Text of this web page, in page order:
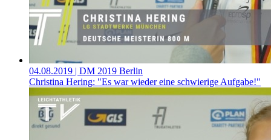
04.08.2019 | DM 2019 Berlin
Christina Hering: "Es war wieder eine schwierige Aufgabe!"